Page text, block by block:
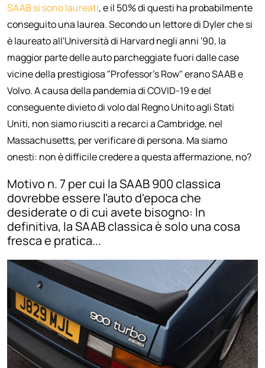
SAAB si sono laureati, e il 50% di questi ha probabilmente
conseguito una laurea. Secondo un lettore di Dyler che si
è laureato all'Università di Harvard negli anni '90, la
maggior parte delle auto parcheggiate fuori dalle case
vicine della prestigiosa "Professor's Row" erano SAAB e
Volvo. A causa della pandemia di COVID-19 e del
conseguente divieto di volo dal Regno Unito agli Stati
Uniti, non siamo riusciti a recarci a Cambridge, nel
Massachusetts, per verificare di persona. Ma siamo
onesti: non è difficile credere a questa affermazione, no?
Motivo n. 7 per cui la SAAB 900 classica
dovrebbe essere l'auto d'epoca che
desiderate o di cui avete bisogno: In
definitiva, la SAAB classica è solo una cosa
fresca e pratica...